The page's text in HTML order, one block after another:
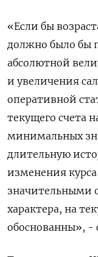
«Если бы
должно было бы
абсолютной
и увеличения
оперативной
текущего счета
минимальных
длительную
изменения
значительными
характера, на
обоснованны», -